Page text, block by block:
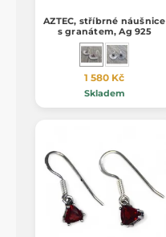
AZTEC, stříbrné náušnice
s granátem, Ag 925
1 580 Kč
Skladem